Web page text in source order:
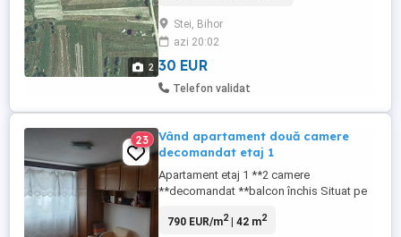
2
Stei, Bihor
azi 20:02
30 EUR
Telefon validat
23
Vând apartament două camere
decomandat etaj 1
Apartament etaj 1 **2 camere
**decomandat **balcon închis Situat pe
magazinul ** Unicarm** la o distanță de
790 EUR/m2| 42 m2